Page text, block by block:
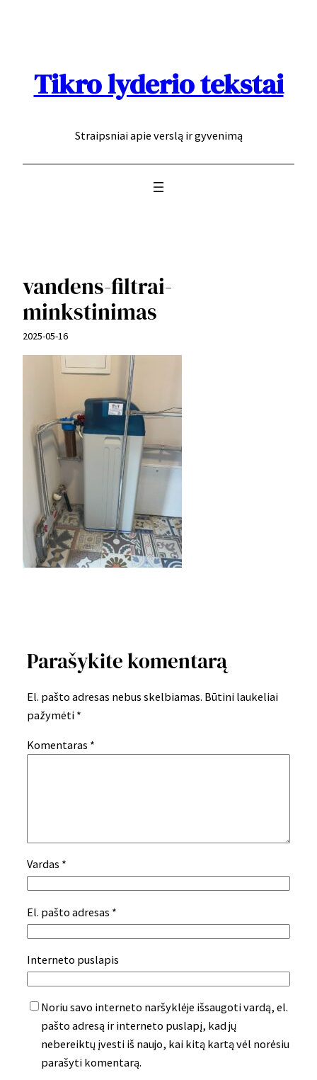
Tikro lyderio tekstai
Straipsniai apie verslą ir gyvenimą
vandens-filtrai-
minkstinimas
2025-05-16
Parašykite komentarą
El. pašto adresas nebus skelbiamas. Būtini laukeliai
pažymėti *
Komentaras *
Vardas *
El. pašto adresas *
Interneto puslapis
Noriu savo interneto naršyklėje išsaugoti vardą, el.
pašto adresą ir interneto puslapį, kad jų
nebereiktų įvesti iš naujo, kai kitą kartą vėl norėsiu
parašyti komentarą.